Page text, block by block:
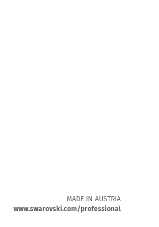
MADE IN AUSTRIA
www.swarovski.com/professional